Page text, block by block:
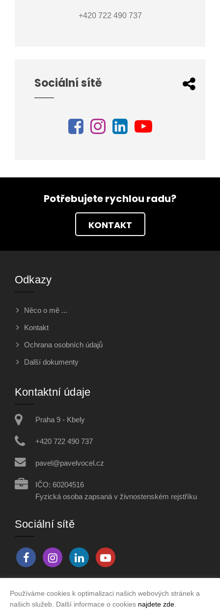
+420 722 490 737
Sociální sítě
Potřebujete rychlou radu?
KONTAKT
Odkazy
Něco o mě ...
Kontakt
Ochrana osobních údajů
Další dokumenty
Kontaktní údaje
Praha 9 - Kbely
+420 722 490 737
pavel@pavelvocel.cz
IČO: 60204516
Fyzická osoba zapsaná v živnostenském rejstříku
Sociální sítě
Vytvořeno v systémuCHYTRÝ WEB MAKLÉŘE
Používáme cookies k optimalizaci našich webových stránek a
našich služeb. Další informace o cookies najdete zde